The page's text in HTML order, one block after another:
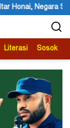
Utusan Langit
Literasi Sosok